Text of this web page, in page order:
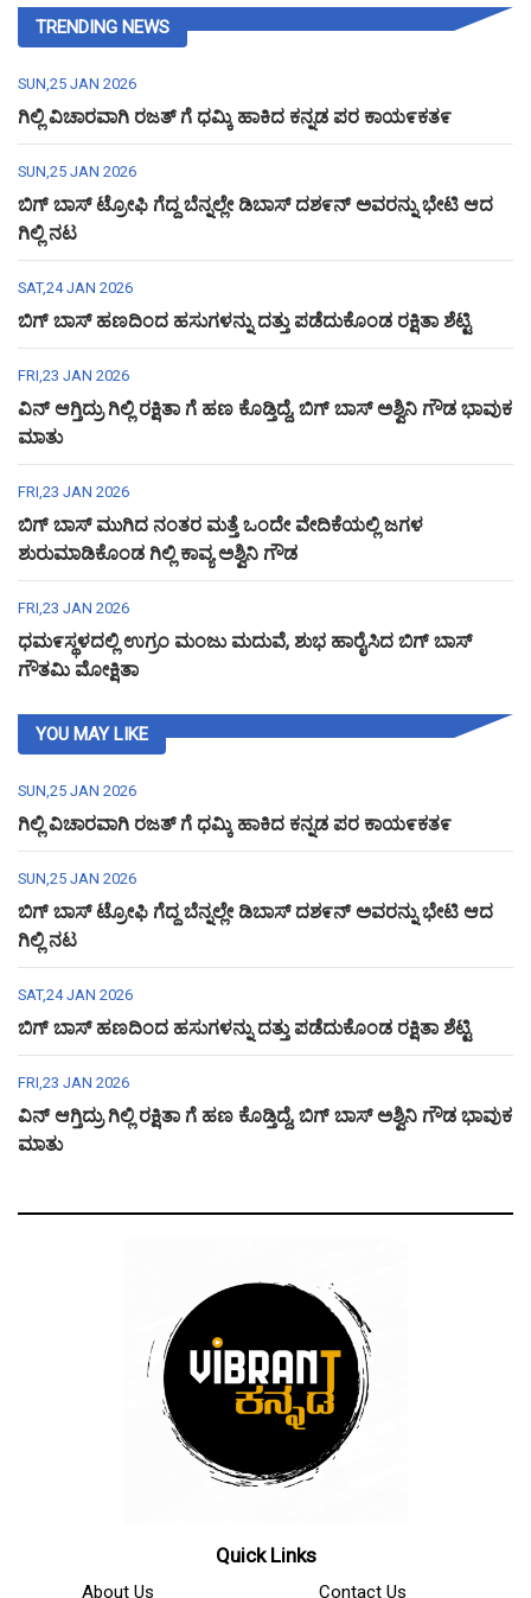
TRENDING NEWS
SUN,25 JAN 2026
ಗಿಲ್ಲಿ ವಿಚಾರವಾಗಿ ರಜತ್ ಗೆ ಧಮ್ಕಿ ಹಾಕಿದ ಕನ್ನಡ ಪರ ಕಾಯ೯ಕತ೯
SUN,25 JAN 2026
ಬಿಗ್ ಬಾಸ್ ಟ್ರೋಫಿ ಗೆದ್ದ ಬೆನ್ನಲ್ಲೇ ಡಿಬಾಸ್ ದಶ೯ನ್ ಅವರನ್ನು ಭೇಟಿ ಆದ
ಗಿಲ್ಲಿ ನಟ
SAT,24 JAN 2026
ಬಿಗ್ ಬಾಸ್ ಹಣದಿಂದ ಹಸುಗಳನ್ನು ದತ್ತು ಪಡೆದುಕೊಂಡ ರಕ್ಷಿತಾ ಶೆಟ್ಟಿ
FRI,23 JAN 2026
ವಿನ್ ಆಗ್ತಿದ್ರು ಗಿಲ್ಲಿ ರಕ್ಷಿತಾ ಗೆ ಹಣ ಕೊಡ್ತಿದ್ದೆ, ಬಿಗ್ ಬಾಸ್ ಅಶ್ವಿನಿ ಗೌಡ ಭಾವುಕ
ಮಾತು
FRI,23 JAN 2026
ಬಿಗ್ ಬಾಸ್ ಮುಗಿದ ನಂತರ ಮತ್ತೆ ಒಂದೇ ವೇದಿಕೆಯಲ್ಲಿ ಜಗಳ
ಶುರುಮಾಡಿಕೊಂಡ ಗಿಲ್ಲಿ ಕಾವ್ಯ ಅಶ್ವಿನಿ ಗೌಡ
FRI,23 JAN 2026
ಧಮ೯ಸ್ಥಳದಲ್ಲಿ ಉಗ್ರಂ ಮಂಜು ಮದುವೆ, ಶುಭ ಹಾರೈಸಿದ ಬಿಗ್ ಬಾಸ್
ಗೌತಮಿ ಮೋಕ್ಷಿತಾ
YOU MAY LIKE
SUN,25 JAN 2026
ಗಿಲ್ಲಿ ವಿಚಾರವಾಗಿ ರಜತ್ ಗೆ ಧಮ್ಕಿ ಹಾಕಿದ ಕನ್ನಡ ಪರ ಕಾಯ೯ಕತ೯
SUN,25 JAN 2026
ಬಿಗ್ ಬಾಸ್ ಟ್ರೋಫಿ ಗೆದ್ದ ಬೆನ್ನಲ್ಲೇ ಡಿಬಾಸ್ ದಶ೯ನ್ ಅವರನ್ನು ಭೇಟಿ ಆದ
ಗಿಲ್ಲಿ ನಟ
SAT,24 JAN 2026
ಬಿಗ್ ಬಾಸ್ ಹಣದಿಂದ ಹಸುಗಳನ್ನು ದತ್ತು ಪಡೆದುಕೊಂಡ ರಕ್ಷಿತಾ ಶೆಟ್ಟಿ
FRI,23 JAN 2026
ವಿನ್ ಆಗ್ತಿದ್ರು ಗಿಲ್ಲಿ ರಕ್ಷಿತಾ ಗೆ ಹಣ ಕೊಡ್ತಿದ್ದೆ, ಬಿಗ್ ಬಾಸ್ ಅಶ್ವಿನಿ ಗೌಡ ಭಾವುಕ
ಮಾತು
Quick Links
About Us Contact Us